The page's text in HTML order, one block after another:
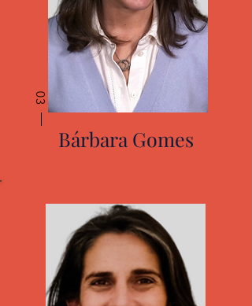
03
Bárbara Gomes